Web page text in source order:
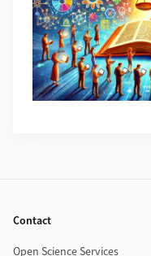
Contact
Open Science Services